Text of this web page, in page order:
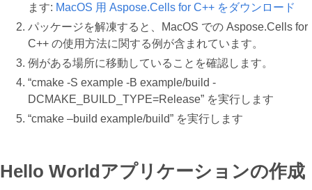
ます: MacOS 用 Aspose.Cells for C++ をダウンロード
パッケージを解凍すると、MacOS での Aspose.Cells for
C++ の使用方法に関する例が含まれています。
例がある場所に移動していることを確認します。
“cmake -S example -B example/build -
DCMAKE_BUILD_TYPE=Release” を実行します
“cmake –build example/build” を実行します
Hello Worldアプリケーションの作成